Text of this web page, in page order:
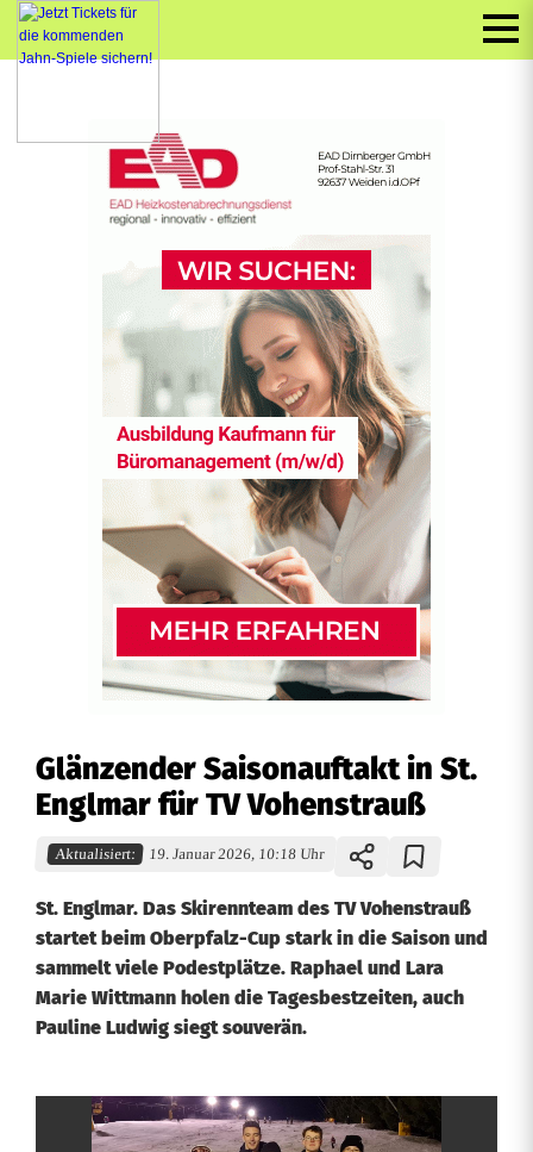
Glänzender Saisonauftakt in St.
Englmar für TV Vohenstrauß
Aktualisiert: 19. Januar 2026, 10:18 Uhr
St. Englmar. Das Skirennteam des TV Vohenstrauß
startet beim Oberpfalz-Cup stark in die Saison und
sammelt viele Podestplätze. Raphael und Lara
Marie Wittmann holen die Tagesbestzeiten, auch
Pauline Ludwig siegt souverän.